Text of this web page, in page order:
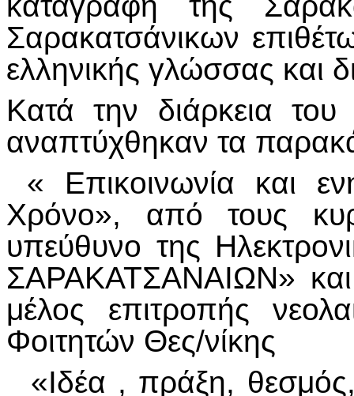
Σαρακατσάνικων
ελληνικής γλώσσας και
Κατά την διάρκεια
αναπτύχθηκαν τα
« Επικοινωνία και
Χρόνο», από τους
υπεύθυνο της
ΣΑΡΑΚΑΤΣΑΝΑΙΩΝ»
μέλος επιτροπής
Φοιτητών Θες/νίκης
«Ιδέα , πράξη,